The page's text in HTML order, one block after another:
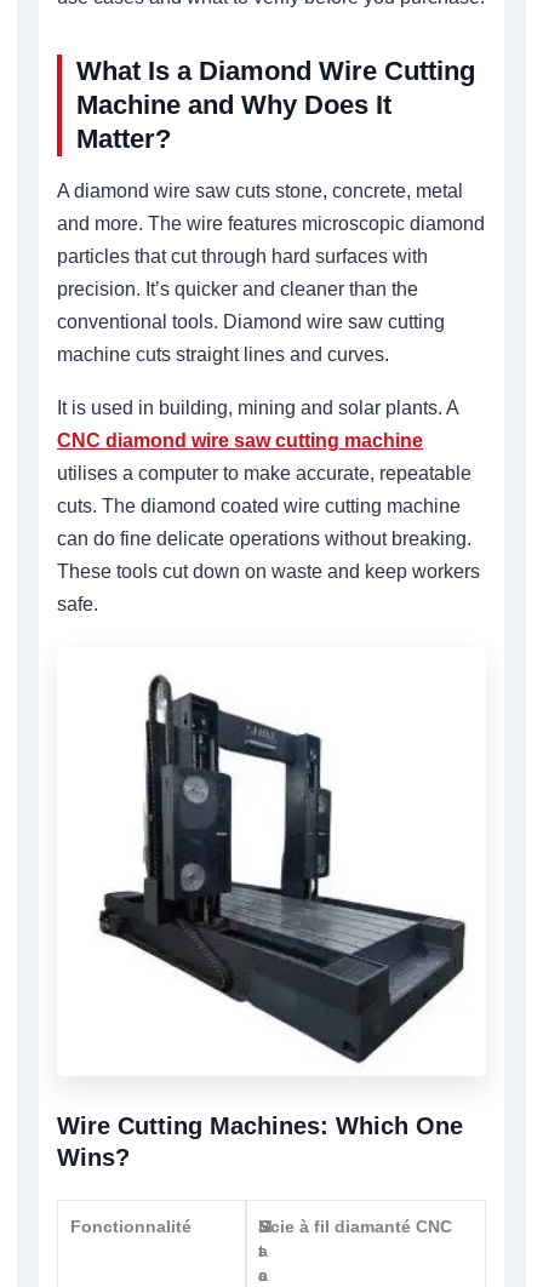
What Is a Diamond Wire Cutting
Machine and Why Does It
Matter?
A diamond wire saw cuts stone, concrete, metal
and more. The wire features microscopic diamond
particles that cut through hard surfaces with
precision. It’s quicker and cleaner than the
conventional tools. Diamond wire saw cutting
machine cuts straight lines and curves.
It is used in building, mining and solar plants. A
CNC diamond wire saw cutting machine
utilises a computer to make accurate, repeatable
cuts. The diamond coated wire cutting machine
can do fine delicate operations without breaking.
These tools cut down on waste and keep workers
safe.
Wire Cutting Machines: Which One
Wins?
Fonctionnalité
S
t
a
M
a
c
Scie à fil diamanté CNC